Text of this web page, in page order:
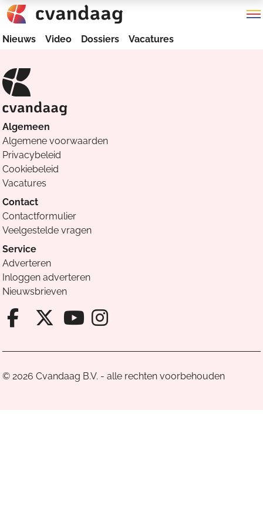
Nieuws Video Dossiers Vacatures
Algemeen
Algemene voorwaarden
Privacybeleid
Cookiebeleid
Vacatures
Contact
Contactformulier
Veelgestelde vragen
Service
Adverteren
Inloggen adverteren
Nieuwsbrieven
Facebook van Cvandaag
X van Cvandaag
Instagram van
© 2026 Cvandaag B.V. - alle rechten voorbehouden